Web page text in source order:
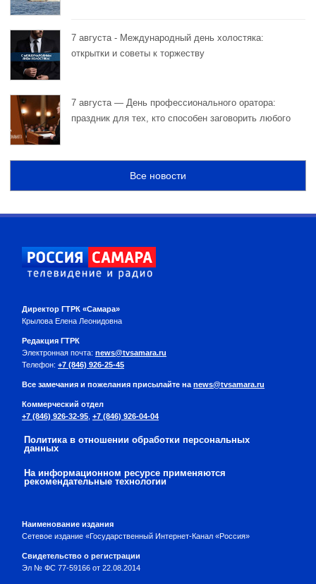
7 августа - Международный день холостяка:
открытки и советы к торжеству
7 августа — День профессионального оратора:
праздник для тех, кто способен заговорить любого
Все новости
Директор ГТРК «Самара»
Крылова Елена Леонидовна
Редакция ГТРК
Электронная почта: news@tvsamara.ru
Телефон: +7 (846) 926-25-45
Все замечания и пожелания присылайте на news@tvsamara.ru
Коммерческий отдел
+7 (846) 926-32-95 +7 (846) 926-04-04
Политика в отношении обработки персональных
данных
На информационном ресурсе применяются
рекомендательные технологии
Наименование издания
Сетевое издание «Государственный Интернет-Канал «Россия»
Свидетельство о регистрации
Эл № ФС 77-59166 от 22.08.2014